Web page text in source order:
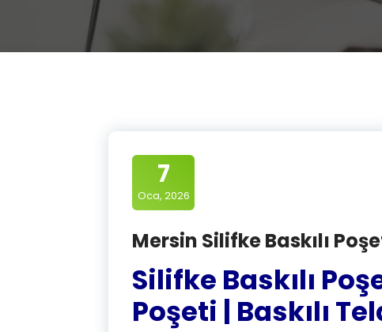
7
Oca, 2026
Mersin Silifke Baskılı
Silifke Baskılı
Poşeti | Baskılı